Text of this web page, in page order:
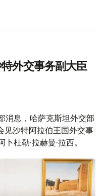
外交事务副大臣
消息，哈萨克斯坦外交部
见沙特阿拉伯王国外交事
杜勒·拉赫曼·拉西。